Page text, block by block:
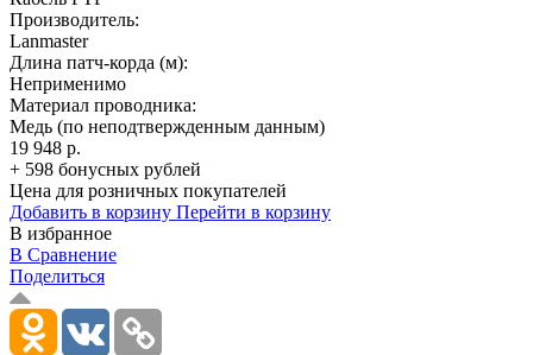
Производитель:
Lanmaster
Длина патч-корда (м):
Неприменимо
Материал проводника:
Медь (по неподтвержденным данным)
19 948 р.
+ 598 бонусных рублей
Цена для розничных покупателей
Добавить в корзину Перейти в корзину
В избранное
В Сравнение
Поделиться